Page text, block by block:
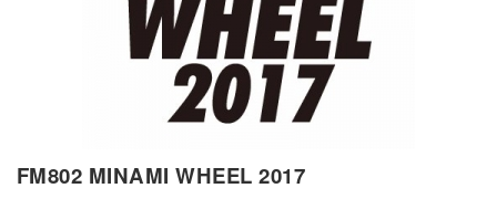
FM802 MINAMI WHEEL 2017